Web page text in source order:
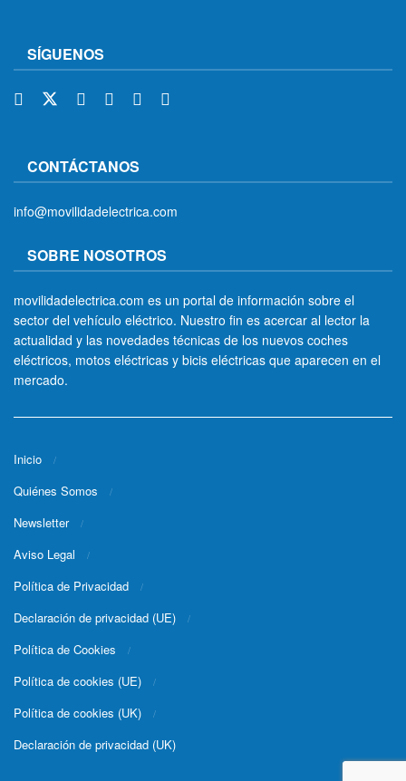
SÍGUENOS
CONTÁCTANOS
info@movilidadelectrica.com
SOBRE NOSOTROS
movilidadelectrica.com es un portal de información sobre el
sector del vehículo eléctrico. Nuestro fin es acercar al lector la
actualidad y las novedades técnicas de los nuevos coches
eléctricos, motos eléctricas y bicis eléctricas que aparecen en el
mercado.
Inicio
Quiénes Somos
Newsletter
Aviso Legal
Política de Privacidad
Declaración de privacidad (UE)
Política de Cookies
Política de cookies (UE)
Política de cookies (UK)
Declaración de privacidad (UK)